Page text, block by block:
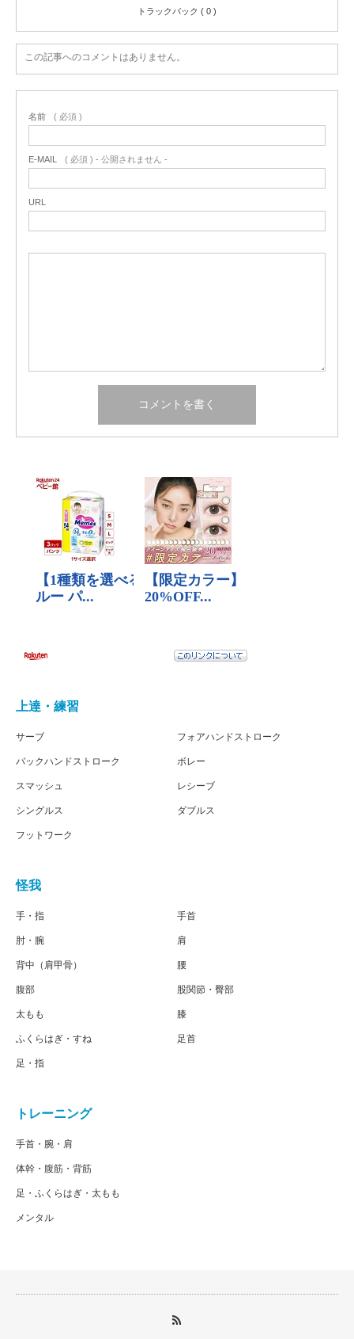
トラックバック ( 0 )
この記事へのコメントはありません。
名前 ( 必須 )
E-MAIL ( 必須 ) - 公開されません -
URL
上達・練習
サーブ
バックハンドストローク
スマッシュ
シングルス
フットワーク
フォアハンドストローク
ボレー
レシーブ
ダブルス
怪我
手・指
肘・腕
背中（肩甲骨）
腹部
太もも
ふくらはぎ・すね
足・指
手首
肩
腰
股関節・臀部
膝
足首
トレーニング
手首・腕・肩
体幹・腹筋・背筋
足・ふくらはぎ・太もも
メンタル